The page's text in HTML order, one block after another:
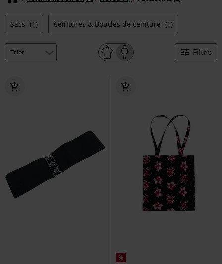
Sacs (1) Ceintures & Boucles de ceinture (1)
Filtre
%